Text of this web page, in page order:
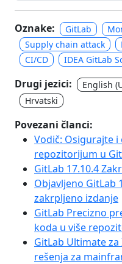
Oznake: GitLab
Supply chain attack
CI/CD
IDEA GitLab
Drugi jezici: English
Hrvatski
Povezani članci:
Vodič: Osigurajte
repozitorijum u
GitLab 17.10.4
Objavljeno GitLab
zakrpljeno izdanje
GitLab Precizno
koda u više
GitLab Ultimate za
rešenja za